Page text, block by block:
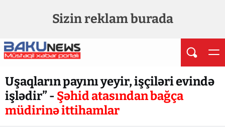
Sizin reklam burada
Uşaqların payını yeyir, işçiləri evində
işlədir” - Şəhid atasından bağça
müdirinə ittihamlar